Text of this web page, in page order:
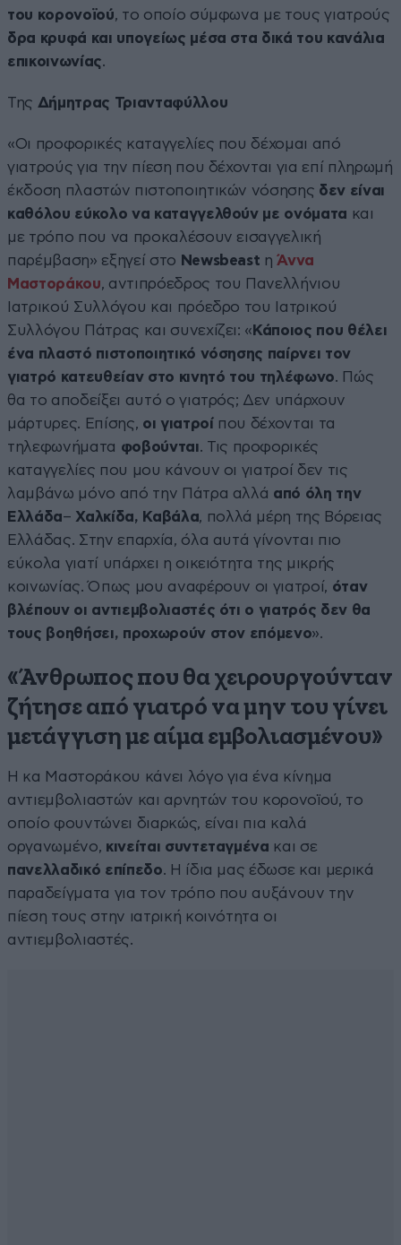
του κορονοϊού, το οποίο σύμφωνα με τους γιατρούς
δρα κρυφά και υπογείως μέσα στα δικά του κανάλια
επικοινωνίας.
Της Δήμητρας Τριανταφύλλου
«Οι προφορικές καταγγελίες που δέχομαι από
γιατρούς για την πίεση που δέχονται για επί πληρωμή
έκδοση πλαστών πιστοποιητικών νόσησης δεν είναι
καθόλου εύκολο να καταγγελθούν με ονόματα και
με τρόπο που να προκαλέσουν εισαγγελική
παρέμβαση» εξηγεί στο Newsbeast η Άννα
Μαστοράκου, αντιπρόεδρος του Πανελλήνιου
Ιατρικού Συλλόγου και πρόεδρο του Ιατρικού
Συλλόγου Πάτρας και συνεχίζει: « Κάποιος που θέλει
ένα πλαστό πιστοποιητικό νόσησης παίρνει τον
γιατρό κατευθείαν στο κινητό του τηλέφωνο. Πώς
θα το αποδείξει αυτό ο γιατρός; Δεν υπάρχουν
μάρτυρες. Επίσης, οι γιατροίπου δέχονται τα
τηλεφωνήματα φοβούνται. Τις προφορικές
καταγγελίες που μου κάνουν οι γιατροί δεν τις
λαμβάνω μόνο από την Πάτρα αλλά από όλη την
Ελλάδα– Χαλκίδα, Καβάλα, πολλά μέρη της Βόρειας
Ελλάδας. Στην επαρχία, όλα αυτά γίνονται πιο
εύκολα γιατί υπάρχει η οικειότητα της μικρής
κοινωνίας. Όπως μου αναφέρουν οι γιατροί, όταν
βλέπουν οι αντιεμβολιαστές ότι ο γιατρός δεν θα
τους βοηθήσει, προχωρούν στον επόμενο».
«Άνθρωπος που θα χειρουργούνταν
ζήτησε από γιατρό να μην του γίνει
μετάγγιση με αίμα εμβολιασμένου»
Η κα Μαστοράκου κάνει λόγο για ένα κίνημα
αντιεμβολιαστών και αρνητών του κορονοϊού, το
οποίο φουντώνει διαρκώς, είναι πια καλά
οργανωμένο, κινείται συντεταγμένα και σε
πανελλαδικό επίπεδο. H ίδια μας έδωσε και μερικά
παραδείγματα για τον τρόπο που αυξάνουν την
πίεση τους στην ιατρική κοινότητα οι
αντιεμβολιαστές.